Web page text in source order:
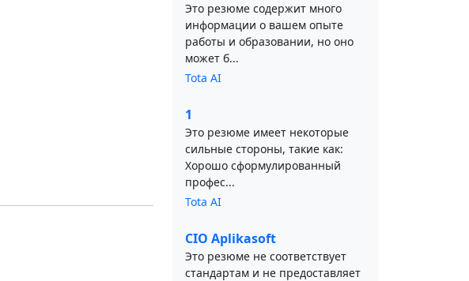
Это резюме содержит много
информации о вашем опыте
работы и образовании, но оно
может б...
Tota AI
1
Это резюме имеет некоторые
сильные стороны, такие как:
Хорошо сформулированный
профес...
Tota AI
CIO Aplikasoft
Это резюме не соответствует
стандартам и не предоставляет